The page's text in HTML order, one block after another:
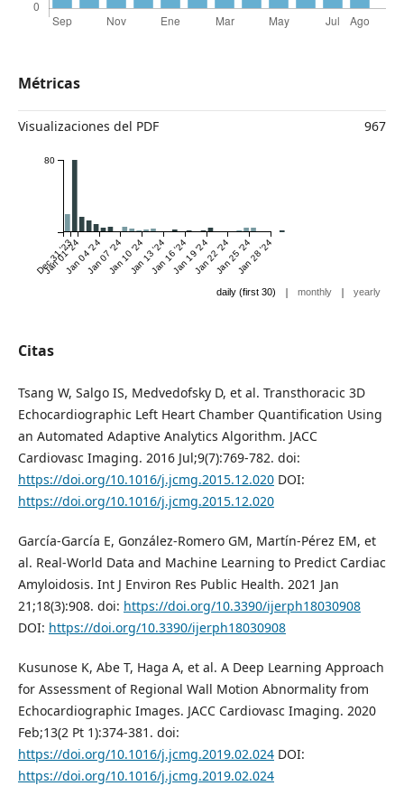
Métricas
Visualizaciones del PDF 967
Dec 31 '23
Jan 01 '24Jan 04 '24Jan 07 '24Jan 10 '24Jan 13 '24Jan 16 '24Jan 19 '24Jan 22 '24Jan 25 '24Jan 28 '24
80
daily (first 30) | monthly | yearly
Citas
Tsang W, Salgo IS, Medvedofsky D, et al. Transthoracic 3D
Echocardiographic Left Heart Chamber Quantification Using
an Automated Adaptive Analytics Algorithm. JACC
Cardiovasc Imaging. 2016 Jul;9(7):769-782. doi:
https://doi.org/10.1016/j.jcmg.2015.12.020DOI:
https://doi.org/10.1016/j.jcmg.2015.12.020
García-García E, González-Romero GM, Martín-Pérez EM, et
al. Real-World Data and Machine Learning to Predict Cardiac
Amyloidosis. Int J Environ Res Public Health. 2021 Jan
21;18(3):908. doi: https://doi.org/10.3390/ijerph18030908
DOI: https://doi.org/10.3390/ijerph18030908
Kusunose K, Abe T, Haga A, et al. A Deep Learning Approach
for Assessment of Regional Wall Motion Abnormality from
Echocardiographic Images. JACC Cardiovasc Imaging. 2020
Feb;13(2 Pt 1):374-381. doi:
https://doi.org/10.1016/j.jcmg.2019.02.024DOI:
https://doi.org/10.1016/j.jcmg.2019.02.024